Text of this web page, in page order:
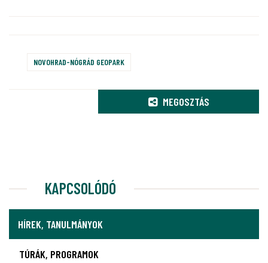
NOVOHRAD-NÓGRÁD GEOPARK
MEGOSZTÁS
KAPCSOLÓDÓ
HÍREK, TANULMÁNYOK
TÚRÁK, PROGRAMOK